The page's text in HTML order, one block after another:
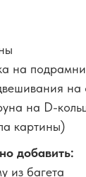
на
на
на D-
картины)
добавить:
из багета